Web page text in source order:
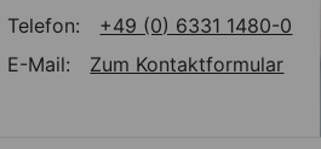
Telefon:
+49 (0) 6331 1480-0
E-Mail:
Zum Kontaktformular